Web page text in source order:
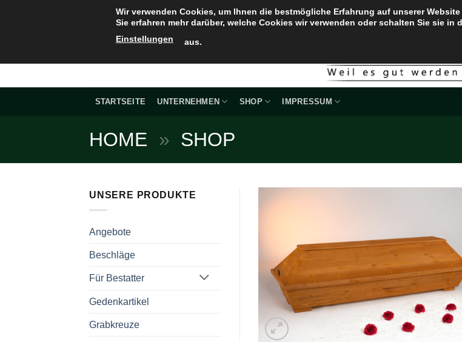
STARTSEITE UNTERNEHMEN SHOP IMPRESSUM
HOME » SHOP
UNSERE PRODUKTE
Angebote
Beschläge
Für Bestatter
Gedenkartikel
Grabkreuze
Wir verwenden Cookies, um Ihnen die bestmögliche Erfahrung auf unserer
Sie erfahren mehr darüber, welche Cookies wir verwenden oder schalten Sie sie in
Einstellungen
aus.